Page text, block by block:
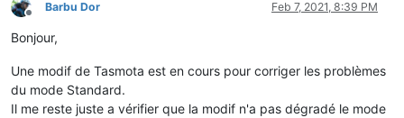
Offline
Barbu Dor Feb 7, 2021, 8:39 PM
Bonjour,
Une modif de Tasmota est en cours pour corriger les problèmes
du mode Standard.
Il me reste juste a vérifier que la modif n'a pas dégradé le mode